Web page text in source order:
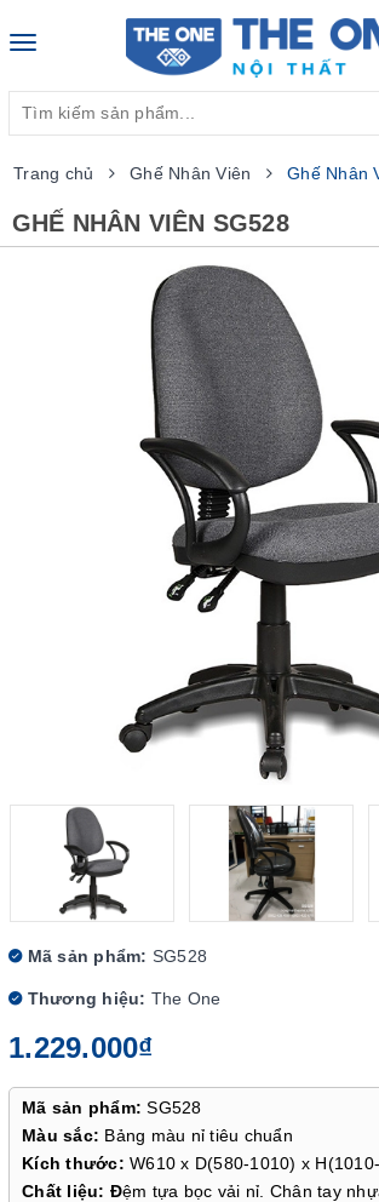
Toggle
Trang chủ Ghế Nhân Viên Ghế Nhân
GHẾ NHÂN VIÊN SG528
Mã sản phẩm: SG528
Thương hiệu: The One
1.229.000₫
Mã sản phẩm: SG528
Màu sắc: Bảng màu nỉ tiêu chuẩn
Kích thước: W610 x D(580-1010) x
Chất liệu: Đệm tựa bọc vải nỉ. Chân tay